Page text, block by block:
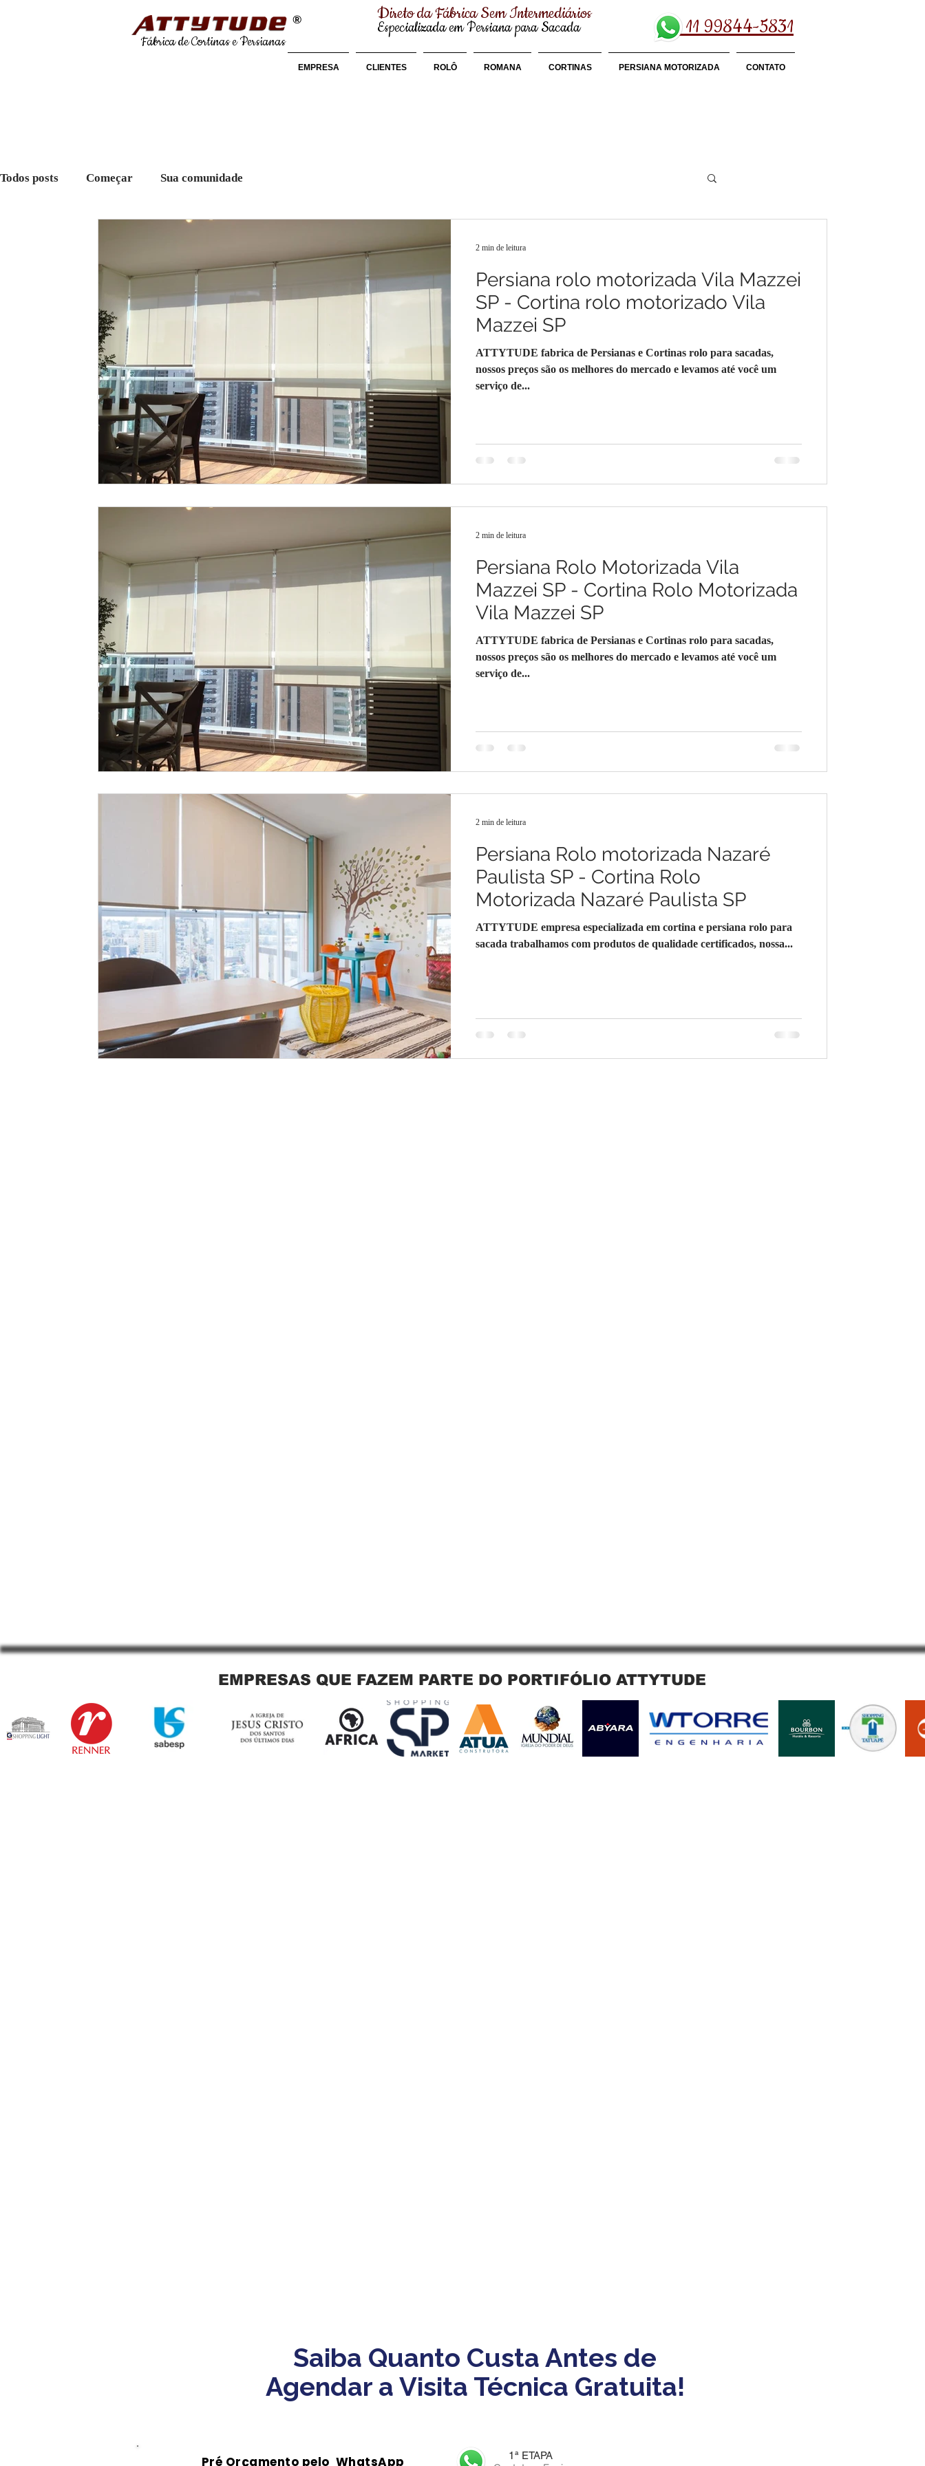
Fábrica de Cortinas e Persianas
® Direto da Fábrica Sem Intermediários
Especializada em Persiana para Sacada 11 99844-5831
EMPRESA CLIENTES ROLÔ ROMANA CORTINAS PERSIANA MOTORIZADA CONTATO
Todos posts Começar Sua comunidade
Persiana rolo motorizada Vila Mazzei
SP - Cortina rolo motorizado Vila
Mazzei SP
ATTYTUDE fabrica de Persianas e Cortinas rolo para sacadas,
nossos preços são os melhores do mercado e levamos até você um
serviço de...
2 min de leitura
Persiana Rolo Motorizada Vila
Mazzei SP - Cortina Rolo Motorizada
Vila Mazzei SP
ATTYTUDE fabrica de Persianas e Cortinas rolo para sacadas,
nossos preços são os melhores do mercado e levamos até você um
serviço de...
2 min de leitura
Persiana Rolo motorizada Nazaré
Paulista SP - Cortina Rolo
Motorizada Nazaré Paulista SP
ATTYTUDE empresa especializada em cortina e persiana rolo para
sacada trabalhamos com produtos de qualidade certificados, nossa...
2 min de leitura
EMPRESAS QUE FAZEM PARTE DO PORTIFÓLIO ATTYTUDE
Saiba Quanto Custa Antes de
Agendar a Visita Técnica Gratuita!
Pré Orçamento pelo WhatsApp 1ª ETAPA